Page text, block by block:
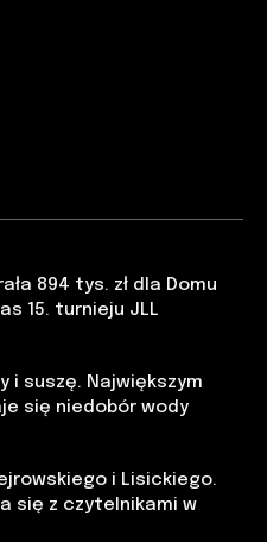
894 tys. zł dla Domu
15. turnieju JLL
i suszę. Największym
się niedobór wody
i Lisickiego.
się z czytelnikami w